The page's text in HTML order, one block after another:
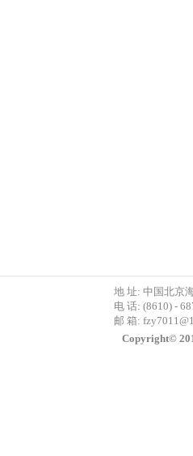
地 址: 中国北京
电 话: (8610) -
邮 箱:
Copyright©